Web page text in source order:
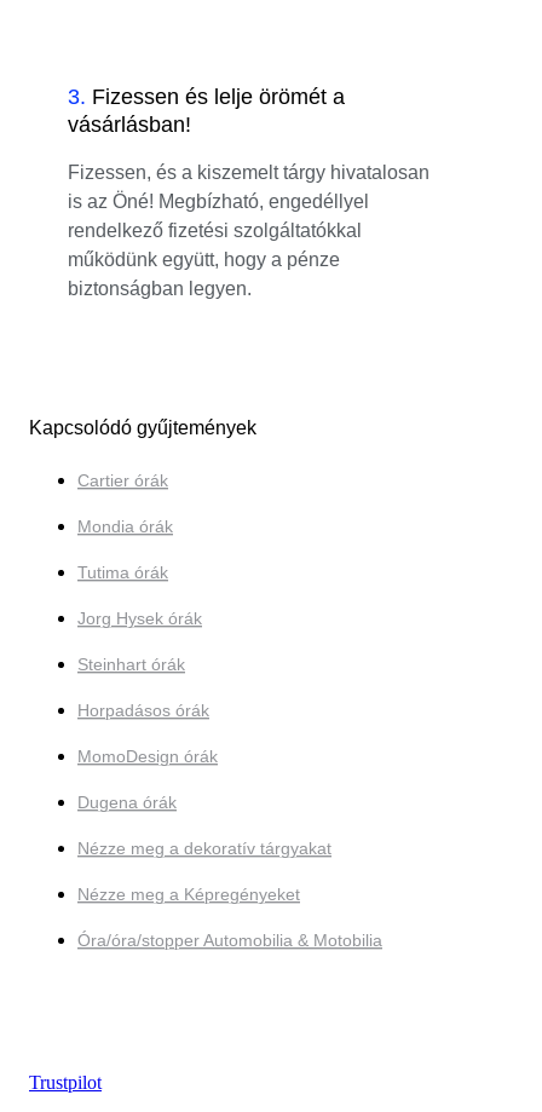
3. Fizessen és lelje örömét a
vásárlásban!
Fizessen, és a kiszemelt tárgy hivatalosan
is az Öné! Megbízható, engedéllyel
rendelkező fizetési szolgáltatókkal
működünk együtt, hogy a pénze
biztonságban legyen.
Kapcsolódó gyűjtemények
Cartier órák
Mondia órák
Tutima órák
Jorg Hysek órák
Steinhart órák
Horpadásos órák
MomoDesign órák
Dugena órák
Nézze meg a dekoratív tárgyakat
Nézze meg a Képregényeket
Óra/óra/stopper Automobilia & Motobilia
Trustpilot